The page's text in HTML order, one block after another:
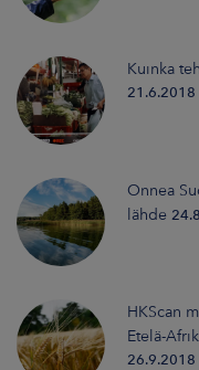
Kuinka
21.6.2018
Onnea
lähde
HKScan
Etelä-
26.9.2018